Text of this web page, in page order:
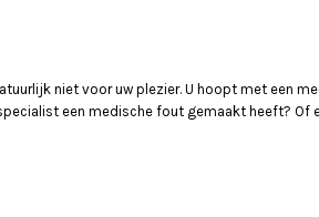
niet voor uw plezier. U hoopt met een
een medische fout gemaakt heeft? Of